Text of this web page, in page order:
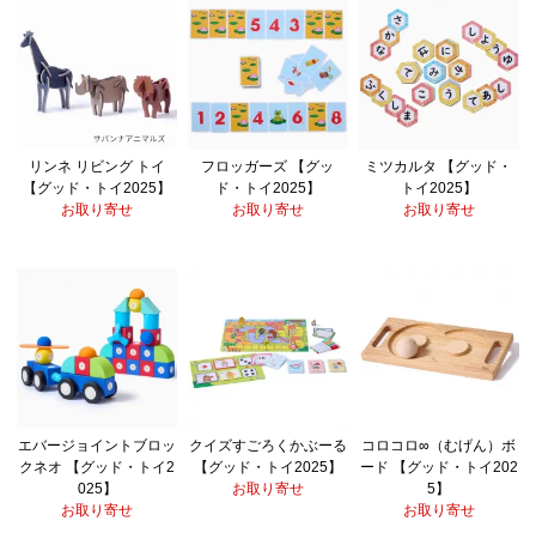
リンネ リビング トイ
【グッド・トイ2025】
お取り寄せ
フロッガーズ 【グッ
ド・トイ2025】
お取り寄せ
ミツカルタ 【グッド・
トイ2025】
お取り寄せ
エバージョイントブロッ
クネオ 【グッド・トイ2
025】
お取り寄せ
クイズすごろくかぶーる
【グッド・トイ2025】
お取り寄せ
コロコロ∞（むげん）ボ
ード 【グッド・トイ202
5】
お取り寄せ